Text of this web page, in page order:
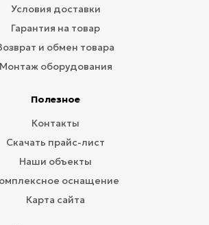
Условия доставки
Гарантия на товар
и обмен товара
Монтаж оборудования
Полезное
Контакты
Скачать прайс-лист
Наши объекты
оснащение
Карта сайта